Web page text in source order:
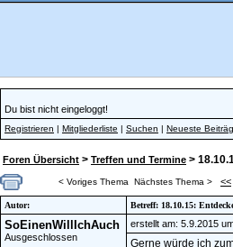
Du bist nicht eingeloggt!
Registrieren | Mitgliederliste | Suchen | Neueste
Foren Übersicht > Treffen und Termine >
< Voriges Thema Nächstes Thema > <<
Autor: Betreff: 18.10.15:
SoEinenWillIchAuch
Ausgeschlossen
erstellt am: 5.9.2015
Gerne würde ich